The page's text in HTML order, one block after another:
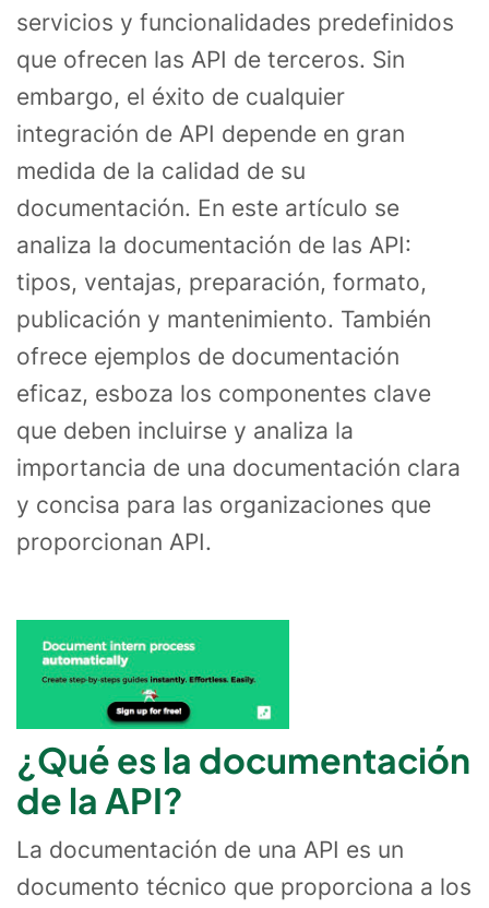
servicios y funcionalidades predefinidos
que ofrecen las API de terceros. Sin
embargo, el éxito de cualquier
integración de API depende en gran
medida de la calidad de su
documentación. En este artículo se
analiza la documentación de las API:
tipos, ventajas, preparación, formato,
publicación y mantenimiento. También
ofrece ejemplos de documentación
eficaz, esboza los componentes clave
que deben incluirse y analiza la
importancia de una documentación clara
y concisa para las organizaciones que
proporcionan API.
¿Qué es la documentación
de la API?
La documentación de una API es un
documento técnico que proporciona a los